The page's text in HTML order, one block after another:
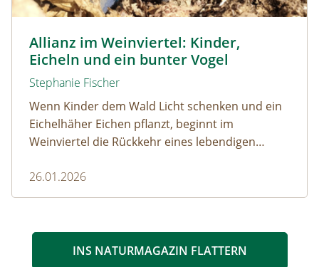
Allianz im Weinviertel: Kinder,
Eicheln und ein bunter Vogel
Stephanie Fischer
Wenn Kinder dem Wald Licht schenken und ein
Eichelhäher Eichen pflanzt, beginnt im
Weinviertel die Rückkehr eines lebendigen
26.01.2026
INS NATURMAGAZIN FLATTERN